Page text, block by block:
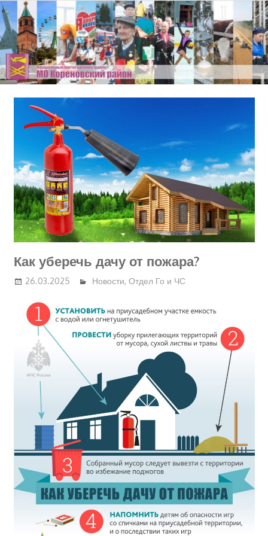
Перейти
к
содержимому
Как уберечь дачу от пожара?
26.03.2025 Новости, Отдел Го и ЧС